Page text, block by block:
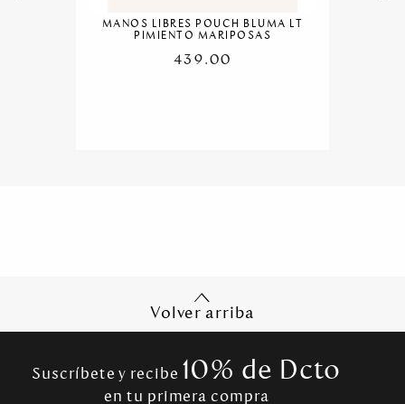
MANOS LIBRES POUCH BLUMA LT
PIMIENTO MARIPOSAS
439.00
Volver arriba
Suscríbete y recibe 10% de Dcto
en tu primera compra